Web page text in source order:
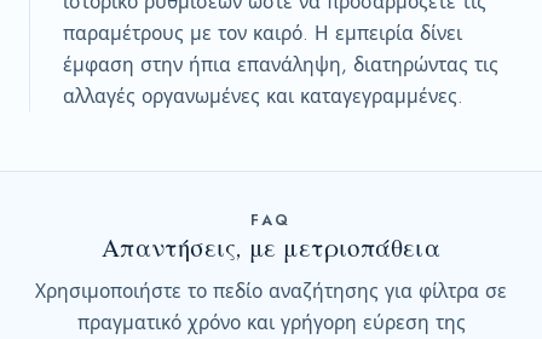
παραμέτρους με τον καιρό. Η εμπειρία δίνει
έμφαση στην ήπια επανάληψη, διατηρώντας τις
αλλαγές οργανωμένες και καταγεγραμμένες.
FAQ
Απαντήσεις, με μετριοπάθεια
Χρησιμοποιήστε το πεδίο αναζήτησης για φίλτρα σε
πραγματικό χρόνο και γρήγορη εύρεση της